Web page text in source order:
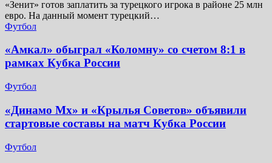
«Зенит» готов заплатить за турецкого игрока в районе 25 млн
евро. На данный момент турецкий…
Футбол
«Амкал» обыграл «Коломну» со счетом 8:1 в
рамках Кубка России
Футбол
«Динамо Мх» и «Крылья Советов» объявили
стартовые составы на матч Кубка России
Футбол